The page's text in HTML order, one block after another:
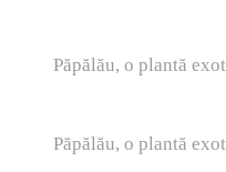
Păpălău, o plantă
Păpălău, o plantă